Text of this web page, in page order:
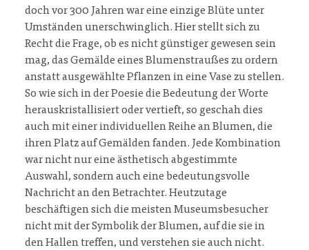
doch vor 300 Jahren war eine einzige Blüte unter
Umständen unerschwinglich. Hier stellt sich zu
Recht die Frage, ob es nicht günstiger gewesen sein
mag, das Gemälde eines Blumenstraußes zu ordern
anstatt ausgewählte Pflanzen in eine Vase zu stellen.
So wie sich in der Poesie die Bedeutung der Worte
herauskristallisiert oder vertieft, so geschah dies
auch mit einer individuellen Reihe an Blumen, die
ihren Platz auf Gemälden fanden. Jede Kombination
war nicht nur eine ästhetisch abgestimmte
Auswahl, sondern auch eine bedeutungsvolle
Nachricht an den Betrachter. Heutzutage
beschäftigen sich die meisten Museumsbesucher
nicht mit der Symbolik der Blumen, auf die sie in
den Hallen treffen, und verstehen sie auch nicht.